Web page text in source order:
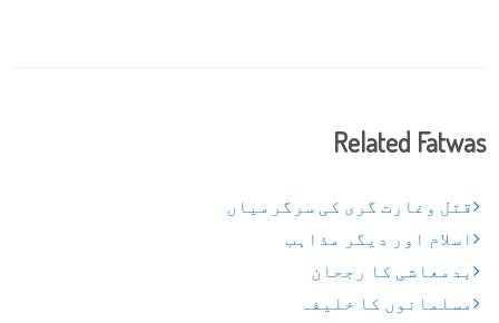
Related Fatwas
قتل وغارت گری کی سرگرمیاں
اسلام اور دیگر مذاہب
بدمعاشی کا رجحان
مسلمانوں کا خلیفہ